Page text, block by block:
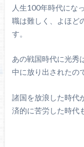
人生100年時代にな
職は難しく、よほど
す。
あの戦国時代に光秀
中に放り出されたの
諸国を放浪した時代
済的に苦労した時代